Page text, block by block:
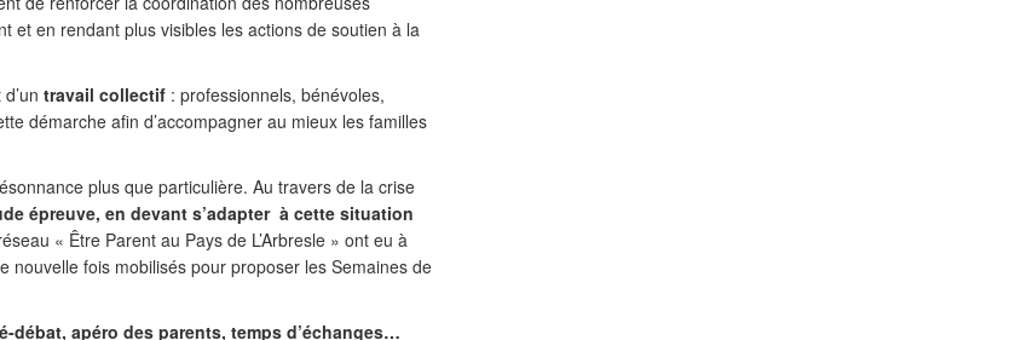
et en rendant plus visibles les actions de soutien à la
travail collectif : professionnels, bénévoles,
démarche afin d’accompagner au mieux les familles
plus que particulière. Au travers de la crise
épreuve, en devant s’adapter à cette situation
« Être Parent au Pays de L’Arbresle » ont eu à
fois mobilisés pour proposer les Semaines de
apéro des parents, temps d’échanges…